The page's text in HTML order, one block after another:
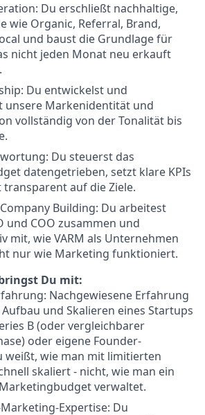
Du erschließt nachhaltige,
wie Organic, Referral, Brand,
und baust die Grundlage für
nicht jeden Monat neu erkauft
Du entwickelst und
unsere Markenidentität und
vollständig von der Tonalität bis
Du steuerst das
datengetrieben, setzt klare KPIs
auf die Ziele.
Building: Du arbeitest
und COO zusammen und
mit, wie VARM als Unternehmen
nur wie Marketing funktioniert.
Du mit:
Nachgewiesene Erfahrung
und Skalieren eines Startups
B (oder vergleichbarer
oder eigene Founder-
weißt, wie man mit limitierten
skaliert - nicht, wie man ein
verwaltet.
Expertise: Du